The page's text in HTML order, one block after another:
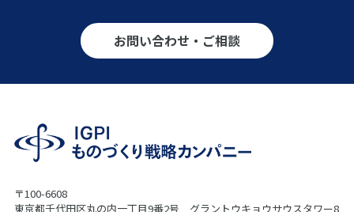
お問い合わせ・ご相談
〒100-6608
東京都千代田区丸の内一丁目9番2号 グラントウキョウサウスタワー8